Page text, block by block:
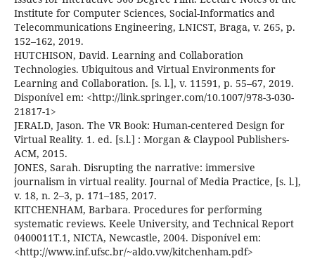
Institute for Computer Sciences, Social-Informatics and
Telecommunications Engineering, LNICST, Braga, v. 265, p.
152–162, 2019.
HUTCHISON, David. Learning and Collaboration
Technologies. Ubiquitous and Virtual Environments for
Learning and Collaboration. [s. l.], v. 11591, p. 55–67, 2019.
Disponível em: <http://link.springer.com/10.1007/978-3-030-
21817-1>
JERALD, Jason. The VR Book: Human-centered Design for
Virtual Reality. 1. ed. [s.l.] : Morgan & Claypool Publishers-
ACM, 2015.
JONES, Sarah. Disrupting the narrative: immersive
journalism in virtual reality. Journal of Media Practice, [s. l.],
v. 18, n. 2–3, p. 171–185, 2017.
KITCHENHAM, Barbara. Procedures for performing
systematic reviews. Keele University, and Technical Report
0400011T.1, NICTA, Newcastle, 2004. Disponível em:
<http://www.inf.ufsc.br/~aldo.vw/kitchenham.pdf>